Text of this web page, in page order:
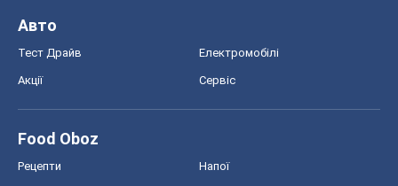
Авто
Тест Драйв Електромобілі
Акції Сервіс
Food Oboz
Рецепти Напої